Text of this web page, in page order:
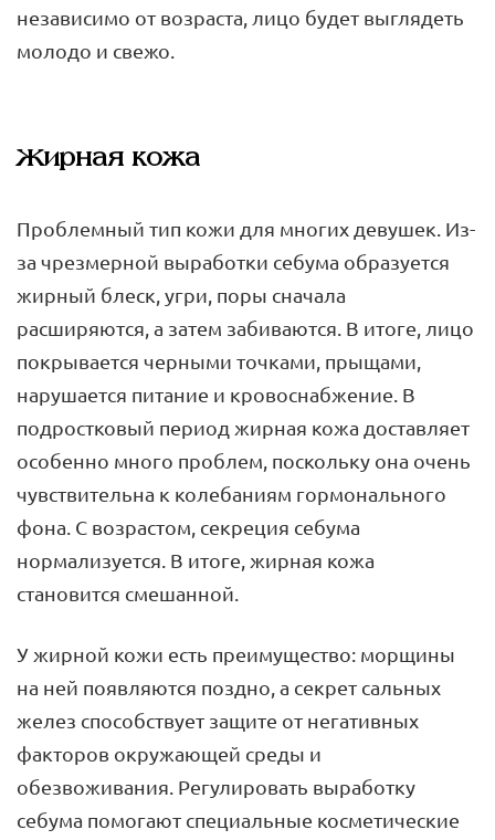
независимо от возраста, лицо будет выглядеть
молодо и свежо.
Жирная кожа
Проблемный тип кожи для многих девушек. Из-
за чрезмерной выработки себума образуется
жирный блеск, угри, поры сначала
расширяются, а затем забиваются. В итоге, лицо
покрывается черными точками, прыщами,
нарушается питание и кровоснабжение. В
подростковый период жирная кожа доставляет
особенно много проблем, поскольку она очень
чувствительна к колебаниям гормонального
фона. С возрастом, секреция себума
нормализуется. В итоге, жирная кожа
становится смешанной.
У жирной кожи есть преимущество: морщины
на ней появляются поздно, а секрет сальных
желез способствует защите от негативных
факторов окружающей среды и
обезвоживания. Регулировать выработку
себума помогают специальные косметические